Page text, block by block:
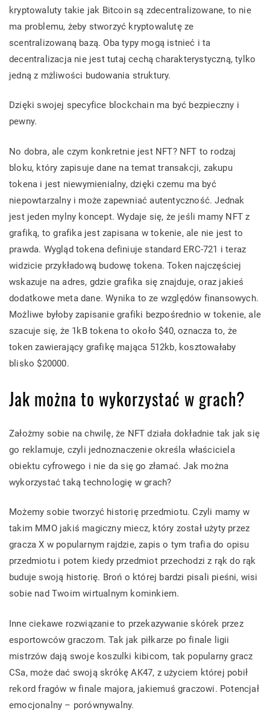
kryptowaluty takie jak Bitcoin są zdecentralizowane, to nie
ma problemu, żeby stworzyć kryptowalutę ze
scentralizowaną bazą. Oba typy mogą istnieć i ta
decentralizacja nie jest tutaj cechą charakterystyczną, tylko
jedną z mżliwości budowania struktury.
Dzięki swojej specyfice blockchain ma być bezpieczny i
pewny.
No dobra, ale czym konkretnie jest NFT? NFT to rodzaj
bloku, który zapisuje dane na temat transakcji, zakupu
tokena i jest niewymienialny, dzięki czemu ma być
niepowtarzalny i może zapewniać autentyczność. Jednak
jest jeden mylny koncept. Wydaje się, że jeśli mamy NFT z
grafiką, to grafika jest zapisana w tokenie, ale nie jest to
prawda. Wygląd tokena definiuje standard ERC-721 i teraz
widzicie przykładową budowę tokena. Token najczęściej
wskazuje na adres, gdzie grafika się znajduje, oraz jakieś
dodatkowe meta dane. Wynika to ze względów finansowych.
Możliwe byłoby zapisanie grafiki bezpośrednio w tokenie, ale
szacuje się, że 1kB tokena to około $40, oznacza to, że
token zawierający grafikę mająca 512kb, kosztowałaby
blisko $20000.
Jak można to wykorzystać w grach?
Założmy sobie na chwilę, że NFT działa dokładnie tak jak się
go reklamuje, czyli jednoznaczenie określa właściciela
obiektu cyfrowego i nie da się go złamać. Jak można
wykorzystać taką technologię w grach?
Możemy sobie tworzyć historię przedmiotu. Czyli mamy w
takim MMO jakiś magiczny miecz, który został użyty przez
gracza X w popularnym rajdzie, zapis o tym trafia do opisu
przedmiotu i potem kiedy przedmiot przechodzi z rąk do rąk
buduje swoją historię. Broń o której bardzi pisali pieśni, wisi
sobie nad Twoim wirtualnym kominkiem.
Inne ciekawe rozwiązanie to przekazywanie skórek przez
esportowców graczom. Tak jak piłkarze po finale ligii
mistrzów dają swoje koszulki kibicom, tak popularny gracz
CSa, może dać swoją skrókę AK47, z użyciem której pobił
rekord fragów w finale majora, jakiemuś graczowi. Potencjał
emocjonalny – porównywalny.